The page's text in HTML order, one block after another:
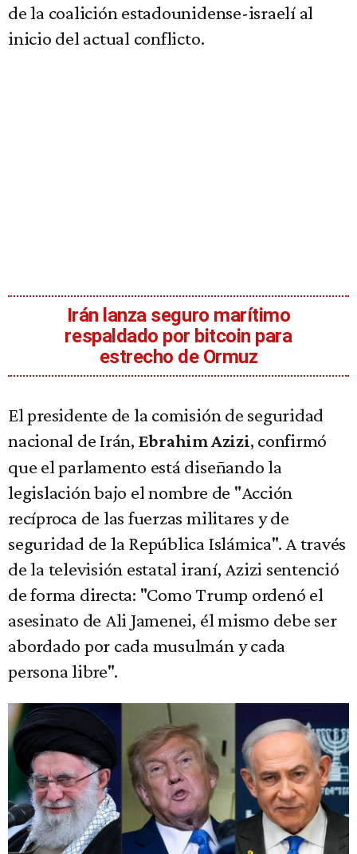
de la coalición estadounidense-israelí al
inicio del actual conflicto.
Irán lanza seguro marítimo
respaldado por bitcoin para
estrecho de Ormuz
El presidente de la comisión de seguridad
nacional de Irán, Ebrahim Azizi, confirmó
que el parlamento está diseñando la
legislación bajo el nombre de "Acción
recíproca de las fuerzas militares y de
seguridad de la República Islámica". A través
de la televisión estatal iraní, Azizi sentenció
de forma directa: "Como Trump ordenó el
asesinato de Ali Jamenei, él mismo debe ser
abordado por cada musulmán y cada
persona libre".